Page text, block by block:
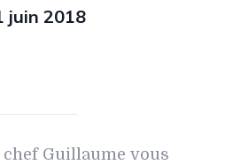
juin 2018
Guillaume vous